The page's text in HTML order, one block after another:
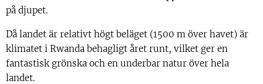
på djupet.
Då landet är relativt högt beläget (1500 m över havet) är
klimatet i Rwanda behagligt året runt, vilket ger en
fantastisk grönska och en underbar natur över hela
landet.